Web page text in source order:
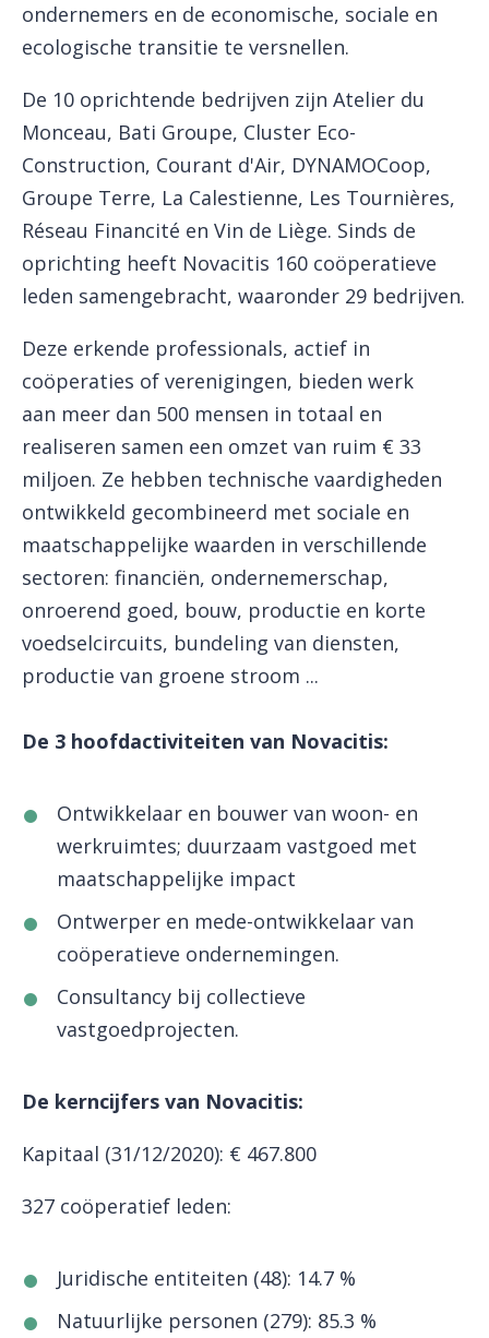
ondernemers en de economische, sociale en
ecologische transitie te versnellen.
De 10 oprichtende bedrijven zijn Atelier du
Monceau, Bati Groupe, Cluster Eco-
Construction, Courant d'Air, DYNAMOCoop,
Groupe Terre, La Calestienne, Les Tournières,
Réseau Financité en Vin de Liège. Sinds de
oprichting heeft Novacitis 160 coöperatieve
leden samengebracht, waaronder 29 bedrijven.
Deze erkende professionals, actief in
coöperaties of verenigingen, bieden werk
aan meer dan 500 mensen in totaal en
realiseren samen een omzet van ruim € 33
miljoen. Ze hebben technische vaardigheden
ontwikkeld gecombineerd met sociale en
maatschappelijke waarden in verschillende
sectoren: financiën, ondernemerschap,
onroerend goed, bouw, productie en korte
voedselcircuits, bundeling van diensten,
productie van groene stroom ...
De 3 hoofdactiviteiten van Novacitis:
Ontwikkelaar en bouwer van woon- en
werkruimtes; duurzaam vastgoed met
maatschappelijke impact
Ontwerper en mede-ontwikkelaar van
coöperatieve ondernemingen.
Consultancy bij collectieve
vastgoedprojecten.
De kerncijfers van Novacitis:
Kapitaal (31/12/2020): € 467.800
327 coöperatief leden:
Juridische entiteiten (48): 14.7 %
Natuurlijke personen (279): 85.3 %